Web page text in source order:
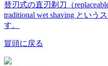
替刃式の直刃剃刀（
traditional wet shaving という
す。
冒頭に戻る